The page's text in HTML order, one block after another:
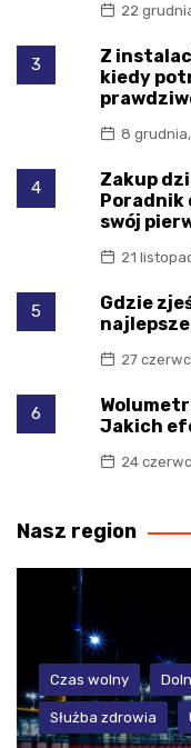
22
3
Z
kiedy
8
4
Zakup
Poradnik
swój
21
5
Gdzie
27
6
Jakich
24
Nasz region
Czas wolny
Służba zdrowia